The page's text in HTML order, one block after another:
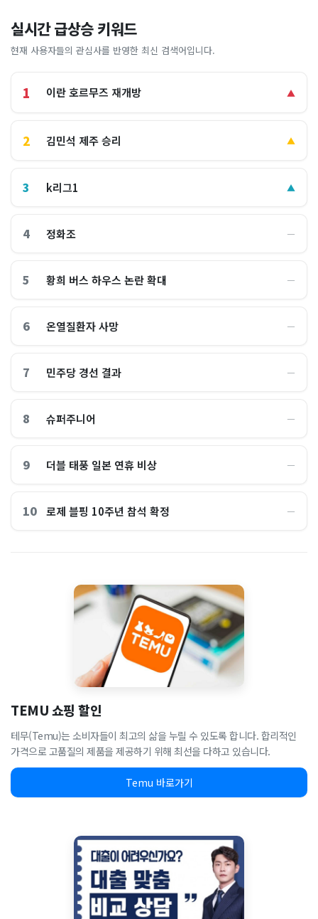
실시간 급상승 키워드
현재 사용자들의 관심사를 반영한 최신 검색어입니다.
1 이란 호르무즈 재개방 ▲
2 김민석 제주 승리 ▲
3 k리그1 ▲
4 정화조 ―
5 황희 버스 하우스 논란 확대 ―
6 온열질환자 사망 ―
7 민주당 경선 결과 ―
8 슈퍼주니어 ―
9 더블 태풍 일본 연휴 비상 ―
10 로제 블핑 10주년 참석 확정 ―
TEMU 쇼핑 할인
테무(Temu)는 소비자들이 최고의 삶을 누릴 수 있도록 합니다. 합리적인
가격으로 고품질의 제품을 제공하기 위해 최선을 다하고 있습니다.
Temu 바로가기